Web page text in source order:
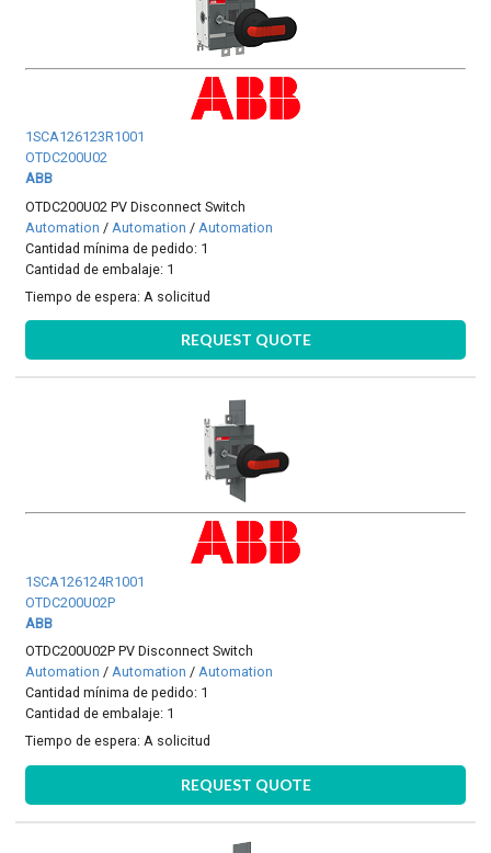
1SCA126123R1001
OTDC200U02
ABB
OTDC200U02 PV Disconnect Switch
Automation / Automation / Automation
Cantidad mínima de pedido: 1
Cantidad de embalaje: 1
Tiempo de espera: A solicitud
REQUEST QUOTE
1SCA126124R1001
OTDC200U02P
ABB
OTDC200U02P PV Disconnect Switch
Automation / Automation / Automation
Cantidad mínima de pedido: 1
Cantidad de embalaje: 1
Tiempo de espera:A solicitud
REQUEST QUOTE